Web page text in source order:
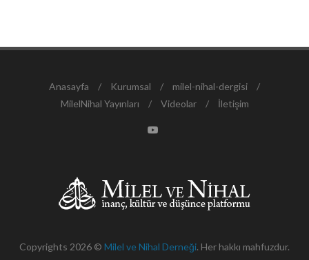
Copyrights 2026 © Milel ve Nihal Derneği. Her hakkı mahfuzdur.
Anasayfa / Kurumsal / milel-nihal-dergisi
/
MilelNihal Yayınları
/ Videolar / İletişim